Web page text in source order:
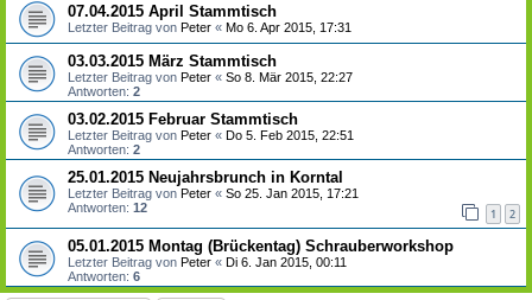
07.04.2015 April Stammtisch
Letzter Beitrag von Peter « Mo 6. Apr 2015, 17:31
03.03.2015 März Stammtisch
Letzter Beitrag von Peter « So 8. Mär 2015, 22:27
Antworten: 2
03.02.2015 Februar Stammtisch
Letzter Beitrag von Peter « Do 5. Feb 2015, 22:51
Antworten: 2
25.01.2015 Neujahrsbrunch in Korntal
Letzter Beitrag von Peter « So 25. Jan 2015, 17:21
Antworten: 12 1 2
05.01.2015 Montag (Brückentag) Schrauberworkshop
Letzter Beitrag von Peter « Di 6. Jan 2015, 00:11
Antworten: 6